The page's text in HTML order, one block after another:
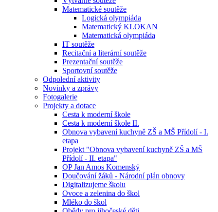
Matematické soutěže
Logická olympiáda
Matematický KLOKAN
Matematická olympiáda
IT soutěže
Recitační a literární soutěže
Prezentační soutěže
Sportovní soutěže
Odpolední aktivity
Novinky a zprávy
Fotogalerie
Projekty a dotace
Cesta k moderní škole
Cesta k moderní škole II.
Obnova vybavení kuchyně ZŠ a MŠ Přídolí - I.
etapa
Projekt "Obnova vybavení kuchyně ZŠ a MŠ
Přídolí - II. etapa"
OP Jan Amos Komenský
Doučování žáků - Národní plán obnovy
Digitalizujeme školu
Ovoce a zelenina do škol
Mléko do škol